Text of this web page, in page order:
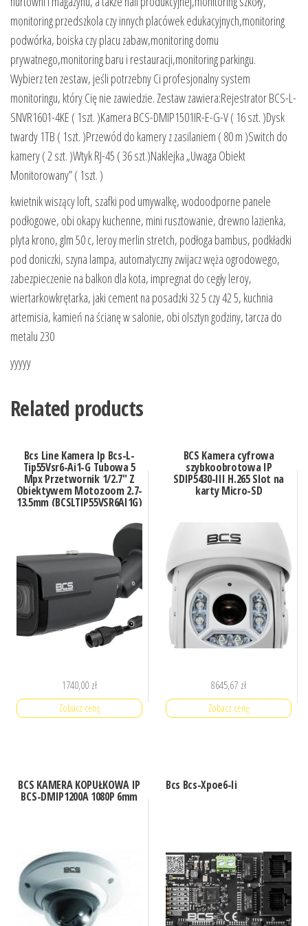
monitoring przedszkola czy innych placówek edukacyjnych,monitoring
podwórka, boiska czy placu zabaw,monitoring domu
prywatnego,monitoring baru i restauracji,monitoring parkingu.
Wybierz ten zestaw, jeśli potrzebny Ci profesjonalny system
monitoringu, który Cię nie zawiedzie. Zestaw zawiera:Rejestrator BCS-L-
SNVR1601-4KE ( 1szt. )Kamera BCS-DMIP1501IR-E-G-V ( 16 szt. )Dysk
twardy 1TB ( 1szt. )Przewód do kamery z zasilaniem ( 80 m )Switch do
kamery ( 2 szt. )Wtyk RJ-45 ( 36 szt.)Naklejka „Uwaga Obiekt
Monitorowany” ( 1szt. )
kwietnik wiszący loft, szafki pod umywalkę, wodoodporne panele
podłogowe, obi okapy kuchenne, mini rusztowanie, drewno lazienka,
plyta krono, glm 50 c, leroy merlin stretch, podłoga bambus, podkładki
pod doniczki, szyna lampa, automatyczny zwijacz węża ogrodowego,
zabezpieczenie na balkon dla kota, impregnat do cegły leroy,
wiertarkowkrętarka, jaki cement na posadzki 32 5 czy 42 5, kuchnia
artemisia, kamień na ścianę w salonie, obi olsztyn godziny, tarcza do
metalu 230
yyyyy
Related products
Bcs Line Kamera Ip Bcs-L-
Tip55Vsr6-Ai1-G Tubowa 5
Mpx Przetwornik 1/2.7″ Z
Obiektywem Motozoom 2.7-
13.5mm (BCSLTIP55VSR6AI1G)
1740,00 zł
Zobacz cenę
BCS Kamera cyfrowa
szybkoobrotowa IP
SDIP5430-III H.265 Slot na
karty Micro-SD
8645,67 zł
Zobacz cenę
BCS KAMERA KOPUŁKOWA IP
BCS-DMIP1200A 1080P 6mm
Bcs Bcs-Xpoe6-Ii